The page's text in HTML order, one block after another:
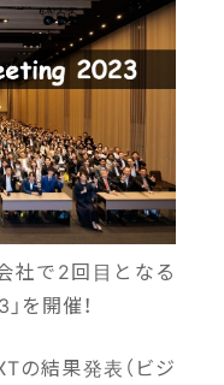
社で2回目となる
を開催！
の結果発表（ビジ